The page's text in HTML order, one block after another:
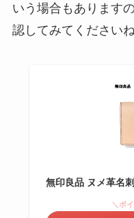
いう場合もあります
認してみてくださいね
無印良品 ヌメ革名
＼ポ